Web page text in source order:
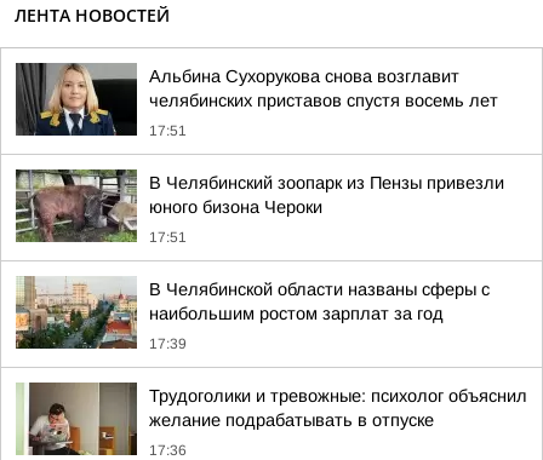
ЛЕНТА НОВОСТЕЙ
Альбина Сухорукова снова возглавит
челябинских приставов спустя восемь лет
17:51
В Челябинский зоопарк из Пензы привезли
юного бизона Чероки
17:51
В Челябинской области названы сферы с
наибольшим ростом зарплат за год
17:39
Трудоголики и тревожные: психолог объяснил
желание подрабатывать в отпуске
17:36